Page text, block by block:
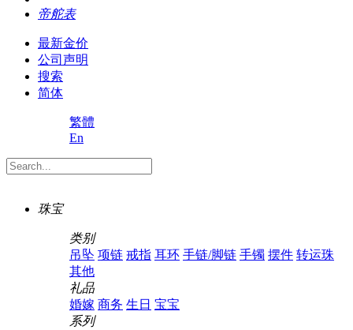
帝舵表
最新金价
公司声明
搜索
简体
繁體
En
珠宝
类别
吊坠 项链 戒指 耳环 手链/脚链 手镯 摆件 转运珠
其他
礼品
婚嫁 商务 生日 宝宝
系列